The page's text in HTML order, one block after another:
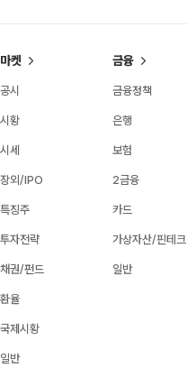
마켓
공시
시황
시세
장외/IPO
특징주
투자전략
채권/펀드
환율
국제시황
일반
금융
금융정책
은행
보험
2금융
카드
가상자산/핀테크
일반